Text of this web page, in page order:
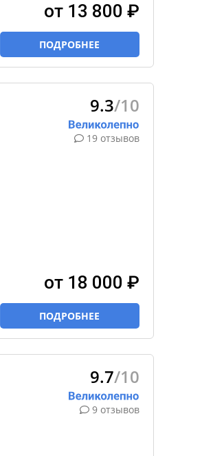
от 13 800 ₽
ПОДРОБНЕЕ
9.3/10
19 отзывов
от 18 000 ₽
ПОДРОБНЕЕ
9.7/10
9 отзывов